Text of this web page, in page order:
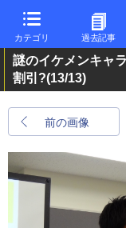
カテゴリ 過去記事
謎のイケメンキャ
割引?(13/13)
前の画像